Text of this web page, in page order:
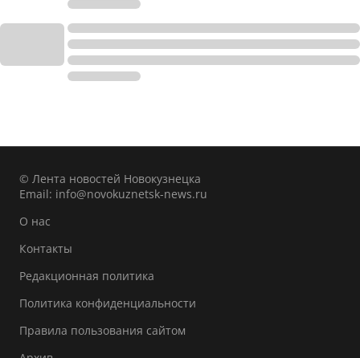
© Лента новостей Новокузнецка
Email: info@novokuznetsk-news.ru
О нас
Контакты
Редакционная политика
Политика конфиденциальности
Правила пользования сайтом